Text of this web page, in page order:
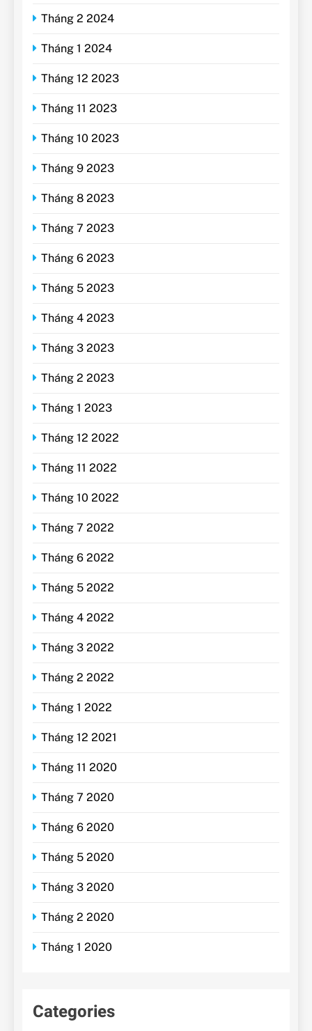
Tháng 2 2024
Tháng 1 2024
Tháng 12 2023
Tháng 11 2023
Tháng 10 2023
Tháng 9 2023
Tháng 8 2023
Tháng 7 2023
Tháng 6 2023
Tháng 5 2023
Tháng 4 2023
Tháng 3 2023
Tháng 2 2023
Tháng 1 2023
Tháng 12 2022
Tháng 11 2022
Tháng 10 2022
Tháng 7 2022
Tháng 6 2022
Tháng 5 2022
Tháng 4 2022
Tháng 3 2022
Tháng 2 2022
Tháng 1 2022
Tháng 12 2021
Tháng 11 2020
Tháng 7 2020
Tháng 6 2020
Tháng 5 2020
Tháng 3 2020
Tháng 2 2020
Tháng 1 2020
Categories